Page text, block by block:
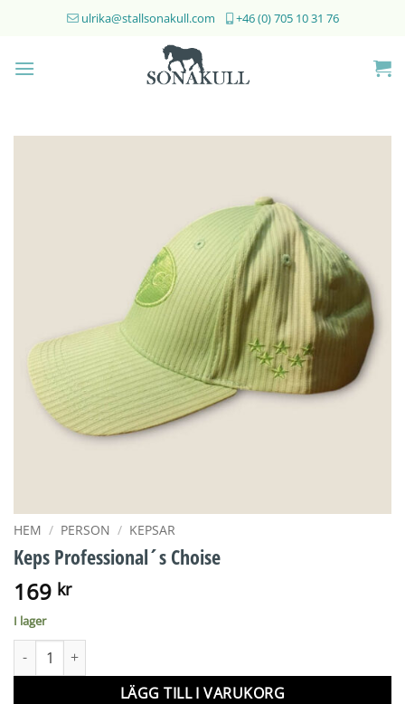
ulrika@stallsonakull.com +46 (0) 705 10 31 76
HEM / PERSON / KEPSAR
Keps Professional´s Choise
169 kr
I lager
Keps Professional´s Choise mängd
LÄGG TILL I VARUKORG